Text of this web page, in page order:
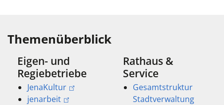
Themenüberblick
Eigen- und
Regiebetriebe
JenaKultur
jenarbeit
Rathaus &
Service
Gesamtstruktur
Stadtverwaltung